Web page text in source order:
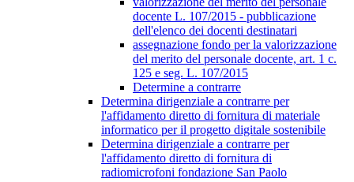
docente L. 107/2015 - pubblicazione
dell'elenco dei docenti destinatari
assegnazione fondo per la valorizzazione
del merito del personale docente, art. 1 c.
125 e seg. L. 107/2015
Determine a contrarre
Determina dirigenziale a contrarre per
l'affidamento diretto di fornitura di materiale
informatico per il progetto digitale sostenibile
Determina dirigenziale a contrarre per
l'affidamento diretto di fornitura di
radiomicrofoni fondazione San Paolo